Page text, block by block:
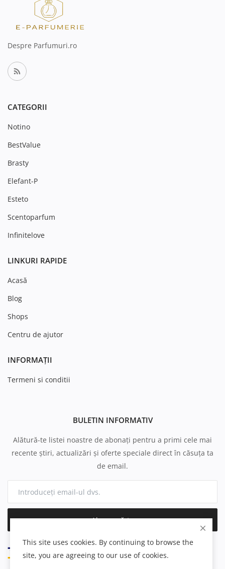
Despre Parfumuri.ro
CATEGORII
Notino
BestValue
Brasty
Elefant-P
Esteto
Scentoparfum
Infinitelove
LINKURI RAPIDE
Acasă
Blog
Shops
Centru de ajutor
INFORMAȚII
Termeni si conditii
BULETIN INFORMATIV
Alătură-te listei noastre de abonați pentru a primi cele mai
recente știri, actualizări și oferte speciale direct în căsuța ta
de email.
Abonează-te
This site uses cookies. By continuing to browse the
site, you are agreeing to our use of cookies.